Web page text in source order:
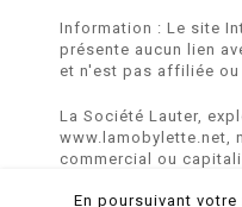
Information : Le site
présente aucun lien
et n'est pas affiliée
La Société Lauter,
www.lamobylette.net,
commercial ou
marques SOLEX,
En poursuivant